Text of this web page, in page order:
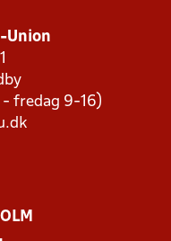
Union
- fredag 9-16)